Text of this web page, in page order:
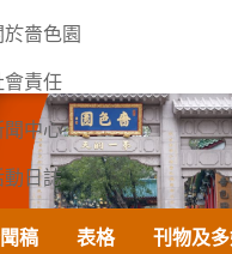
於嗇色園
會責任
聞中心
動日誌
我們
稿 表格 刊物及